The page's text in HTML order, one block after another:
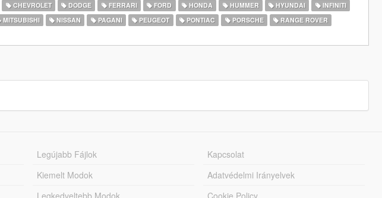
CHEVROLET DODGE FERRARI FORD HONDA HUMMER HYUNDAI
INFINITI
MITSUBISHI NISSAN PAGANI PEUGEOT PONTIAC PORSCHE
RANGE ROVER
Legújabb Fájlok
Kiemelt Modok
Legkedveltebb Modok
Kapcsolat
Adatvédelmi Irányelvek
Cookie Policy